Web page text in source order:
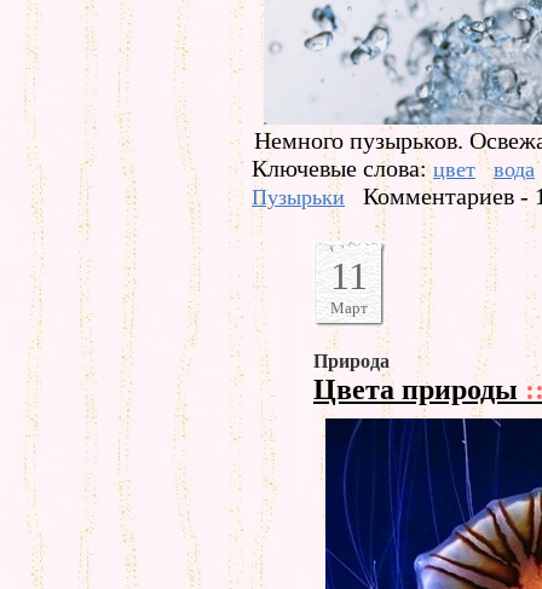
Немного пузырьков.
Ключевые слова:цвет
вода
Пузырьки
Комментариев -
11
Март
Природа
Цвета природы